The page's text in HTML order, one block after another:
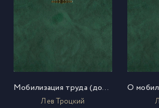
Мобилизация труда (доклад на объединенном заседании III Съезда совнархозов и Московского совета раб. и кр. депутатов)
Лев Троцкий